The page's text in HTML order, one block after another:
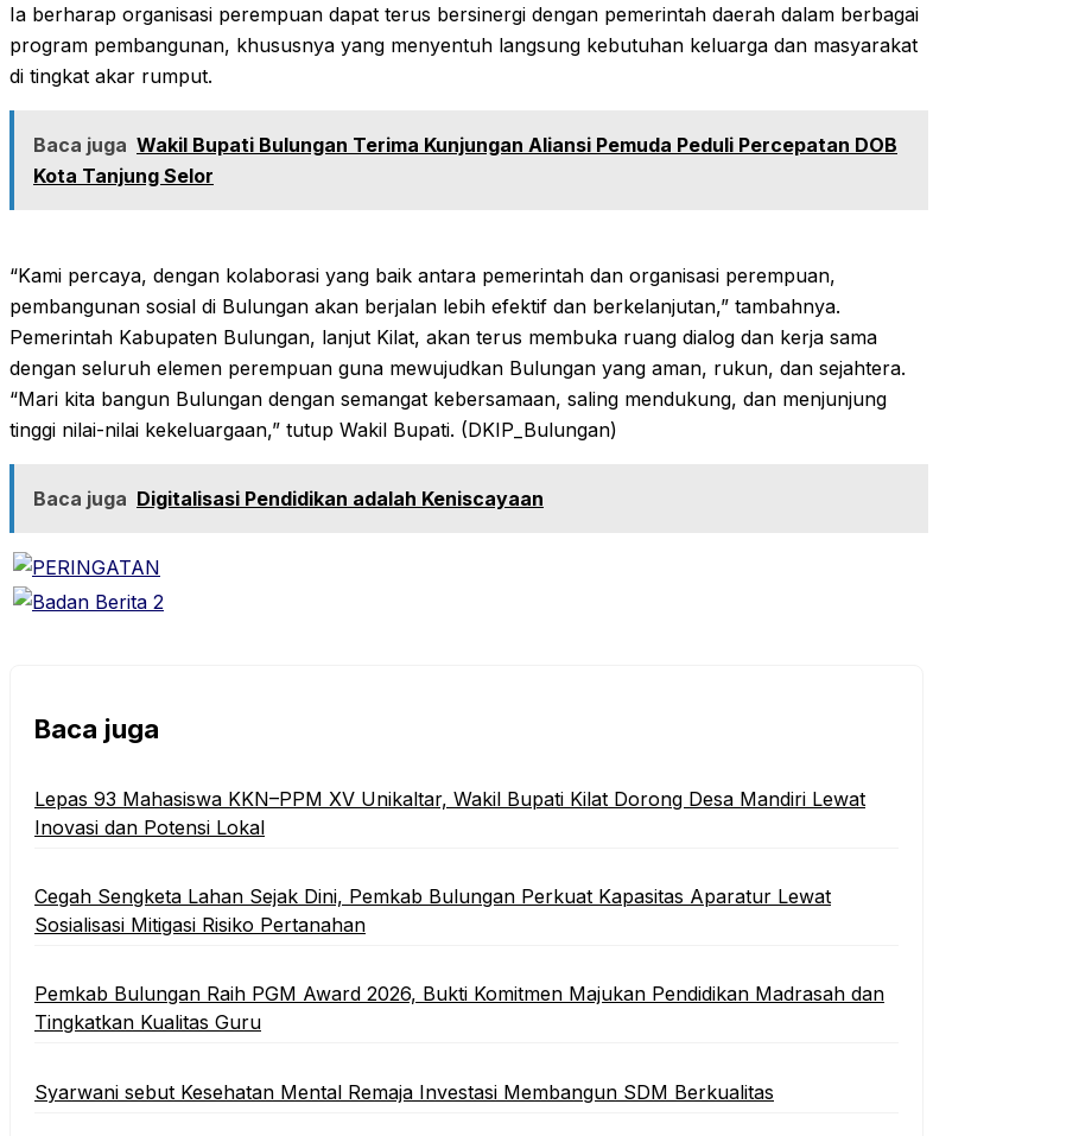
Ia berharap organisasi perempuan dapat terus bersinergi dengan pemerintah daerah dalam berbagai
program pembangunan, khususnya yang menyentuh langsung kebutuhan keluarga dan masyarakat
di tingkat akar rumput.
Baca juga Wakil Bupati Bulungan Terima Kunjungan Aliansi Pemuda Peduli Percepatan DOB
Kota Tanjung Selor
“Kami percaya, dengan kolaborasi yang baik antara pemerintah dan organisasi perempuan,
pembangunan sosial di Bulungan akan berjalan lebih efektif dan berkelanjutan,” tambahnya.
Pemerintah Kabupaten Bulungan, lanjut Kilat, akan terus membuka ruang dialog dan kerja sama
dengan seluruh elemen perempuan guna mewujudkan Bulungan yang aman, rukun, dan sejahtera.
“Mari kita bangun Bulungan dengan semangat kebersamaan, saling mendukung, dan menjunjung
tinggi nilai-nilai kekeluargaan,” tutup Wakil Bupati. (DKIP_Bulungan)
Baca juga Digitalisasi Pendidikan adalah Keniscayaan
Baca juga
Lepas 93 Mahasiswa KKN–PPM XV Unikaltar, Wakil Bupati Kilat Dorong Desa Mandiri Lewat
Inovasi dan Potensi Lokal
Cegah Sengketa Lahan Sejak Dini, Pemkab Bulungan Perkuat Kapasitas Aparatur Lewat
Sosialisasi Mitigasi Risiko Pertanahan
Pemkab Bulungan Raih PGM Award 2026, Bukti Komitmen Majukan Pendidikan Madrasah dan
Tingkatkan Kualitas Guru
‎Syarwani sebut Kesehatan Mental Remaja Investasi Membangun SDM Berkualitas